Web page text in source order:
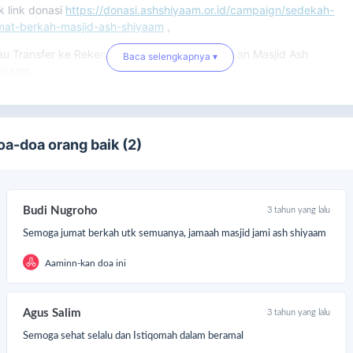
link donasi https://donasi.ashshiyaam.or.id/campaign/sedekah-
berkah-masjid-ash-shiyaam
Transfer ke Rekening BSI No. 7190760892 an Masjid Ash
Ash Shiyaam, WA 08159413441).
khairan, Semoga Allah tambahkan keberkahan dan
Baca selengkapnya ▾
doa orang baik (2)
Budi Nugroho 3 tahun yang lalu
Semoga jumat berkah utk semuanya, jamaah masjid jami ash shiyaam
Aaminn-kan doa ini
Agus Salim 3 tahun yang lalu
Semoga sehat selalu dan Istiqomah dalam beramal